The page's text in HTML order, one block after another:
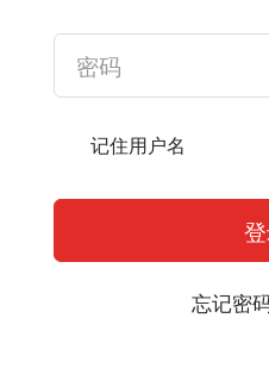
记住用户名
忘记密